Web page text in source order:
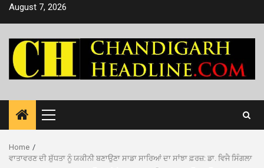
SkipAugust 7, 2026
Primary
Menu
Home
ਵਾਤਾਵਰਣ ਦੀ ਸ਼ੁੱਧਤਾ ਨੂੰ ਯਕੀਨੀ ਬਣਾਉਣਾ ਸਾਡਾ ਸਾਰਿਆਂ ਦਾ ਸਾਂਝਾ ਫ਼ਰਜ਼: ਡਾ. ਵਿਜੈ ਸਿੰਗਲਾ